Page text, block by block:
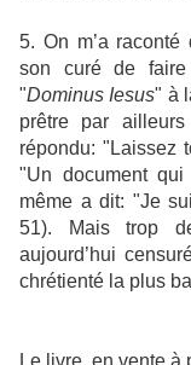
5. On m’a raconté
son curé de faire
"Dominus Iesus" à
prêtre par
répondu: "Laissez
"Un document
même a dit: "Je
51). Mais trop
aujourd’hui
chrétienté la plus
Le livre, en vente à